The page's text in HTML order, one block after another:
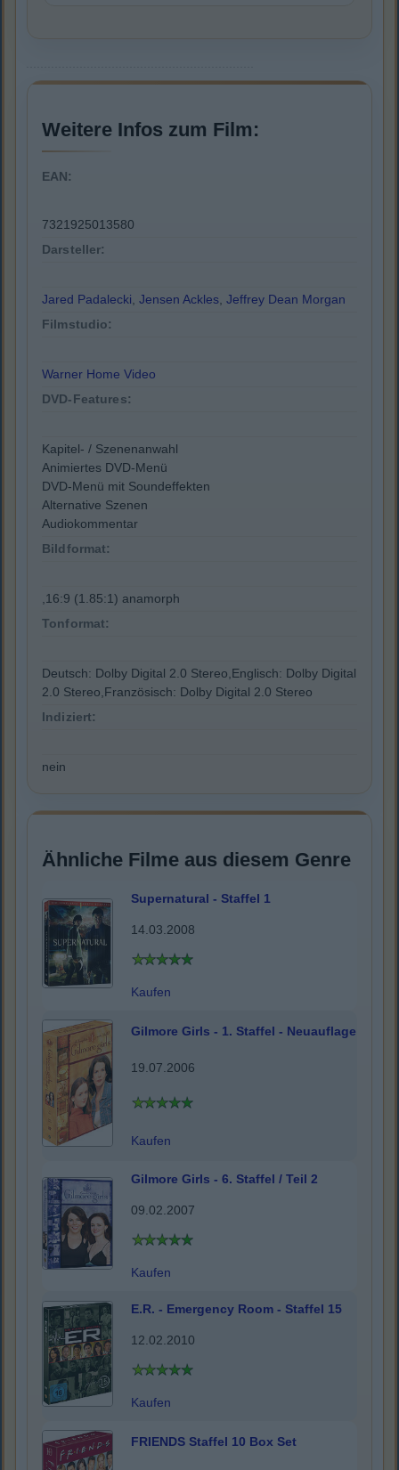
Weitere Infos zum Film:
EAN:
7321925013580
Darsteller:
Jared Padalecki, Jensen Ackles, Jeffrey Dean Morgan
Filmstudio:
Warner Home Video
DVD-Features:
Kapitel- / Szenenanwahl
Animiertes DVD-Menü
DVD-Menü mit Soundeffekten
Alternative Szenen
Audiokommentar
Bildformat:
,16:9 (1.85:1) anamorph
Tonformat:
Deutsch: Dolby Digital 2.0 Stereo,Englisch: Dolby Digital
2.0 Stereo,Französisch: Dolby Digital 2.0 Stereo
Indiziert:
nein
Ähnliche Filme aus diesem Genre
Supernatural - Staffel 1
14.03.2008
Kaufen
Gilmore Girls - 1. Staffel - Neuauflage
19.07.2006
Kaufen
Gilmore Girls - 6. Staffel / Teil 2
09.02.2007
Kaufen
E.R. - Emergency Room - Staffel 15
12.02.2010
Kaufen
FRIENDS Staffel 10 Box Set